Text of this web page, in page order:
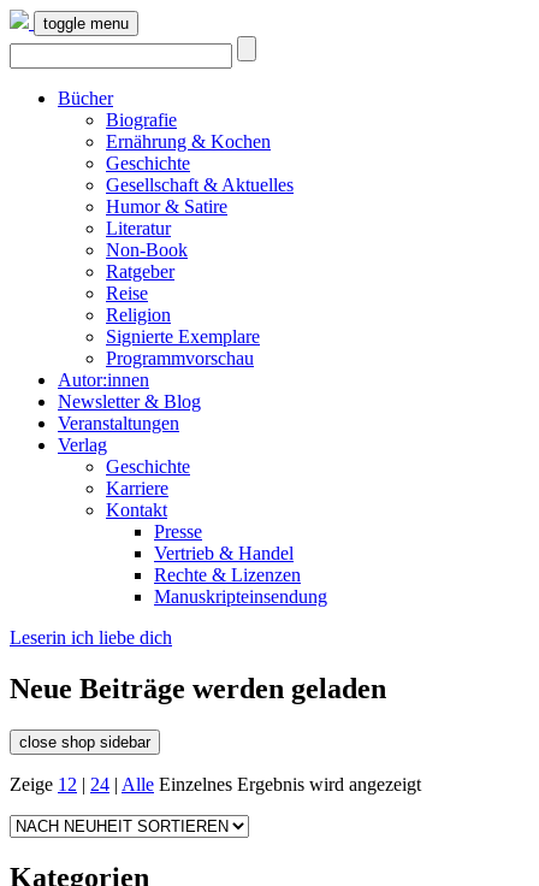
toggle menu
Bücher
Biografie
Ernährung & Kochen
Geschichte
Gesellschaft & Aktuelles
Humor & Satire
Literatur
Non-Book
Ratgeber
Reise
Religion
Signierte Exemplare
Programmvorschau
Autor:innen
Newsletter & Blog
Veranstaltungen
Verlag
Geschichte
Karriere
Kontakt
Presse
Vertrieb & Handel
Rechte & Lizenzen
Manuskripteinsendung
Leserin ich liebe dich
Neue Beiträge werden geladen
close shop sidebar
Zeige 12 | 24 | Alle Einzelnes Ergebnis wird angezeigt
Kategorien